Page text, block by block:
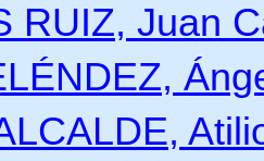
RUIZ, Juan